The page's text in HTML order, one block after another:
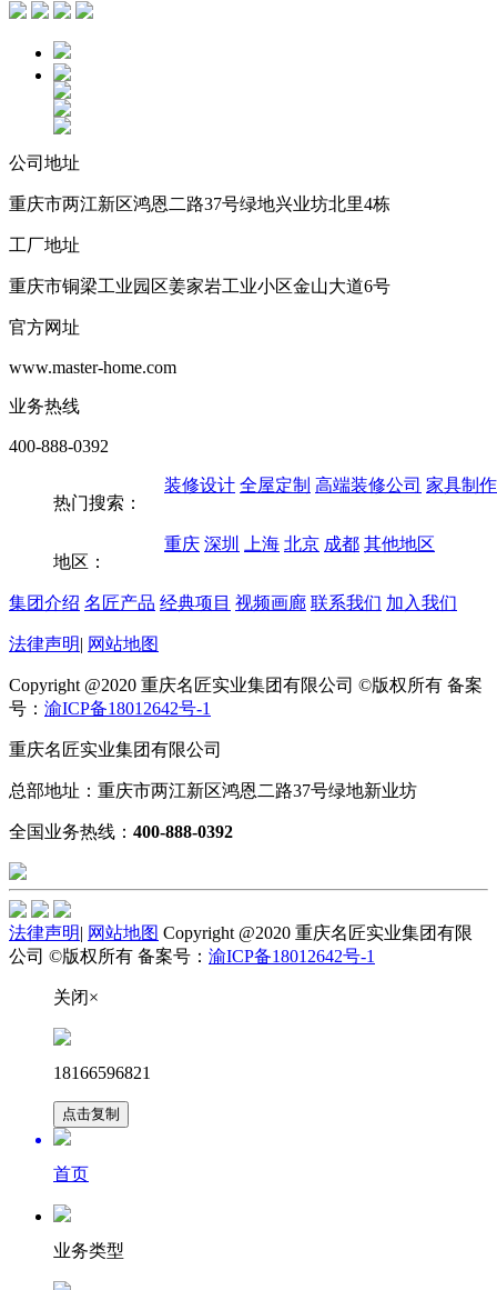
公司地址
重庆市两江新区鸿恩二路37号绿地兴业坊北里4栋
工厂地址
重庆市铜梁工业园区姜家岩工业小区金山大道6号
官方网址
www.master-home.com
业务热线
400-888-0392
热门搜索：
装修设计 全屋定制 高端装修公司 家具制
地区：
重庆 深圳 上海 北京 成都 其他地区
集团介绍 名匠产品 经典项目 视频画廊 联系我们 加入我们
法律声明| 网站地图
Copyright @2020 重庆名匠实业集团有限公司 ©版权所有 备案
号： 渝ICP备18012642号-1
重庆名匠实业集团有限公司
总部地址：重庆市两江新区鸿恩二路37号绿地新业坊
全国业务热线： 400-888-0392
法律声明| 网站地图 Copyright @2020 重庆名匠实业集团有限
公司 ©版权所有 备案号： 渝ICP备18012642号-1
关闭×
18166596821
点击复制
首页
业务类型